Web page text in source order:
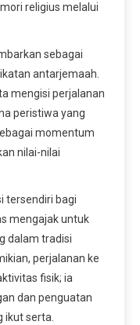
religius melalui
sebagai
antarjemaah.
mengisi perjalanan
peristiwa yang
momentum
nilai-nilai
tersendiri bagi
mengajak untuk
dalam tradisi
perjalanan ke
fisik; ia
dan penguatan
ikut serta.